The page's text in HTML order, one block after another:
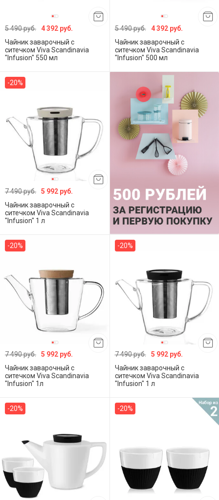
5 490 руб.
4 392 руб.
Чайник заварочный с
ситечком Viva Scandinavia
"Infusion" 550 мл
5 490 руб.
4 392 руб.
Чайник заварочный с
ситечком Viva Scandinavia
"Infusion" 500 мл
-20%
7 490 руб.
5 992 руб.
Чайник заварочный с
ситечком Viva Scandinavia
"Infusion" 1 л
-20%
7 490 руб.
5 992 руб.
Чайник заварочный с
ситечком Viva Scandinavia
"Infusion" 1л
-20%
7 490 руб.
5 992 руб.
Чайник заварочный с
ситечком Viva Scandinavia
"Infusion" 1 л
-20% -20%